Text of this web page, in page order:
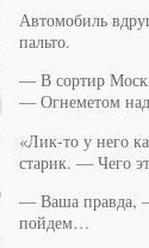
Автомобиль
пальто.
— В сортир
— Огнеметом
«Лик-то у него
старик. — Чего
— Ваша правда,
пойдем…